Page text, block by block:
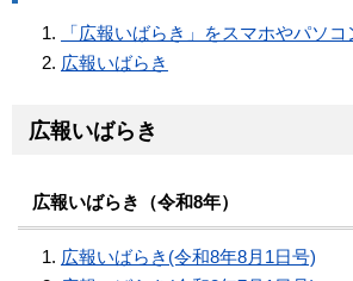
「広報いばらき」をスマホやパソコ
広報いばらき
広報いばらき
広報いばらき（令和8年）
広報いばらき(令和8年8月1日号)